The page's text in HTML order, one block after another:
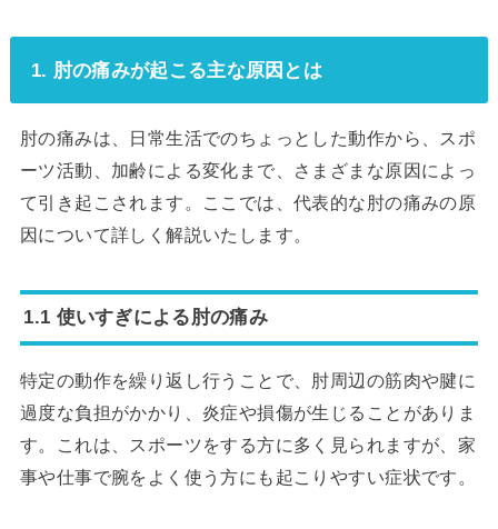
1. 肘の痛みが起こる主な原因とは
肘の痛みは、日常生活でのちょっとした動作から、スポ
ーツ活動、加齢による変化まで、さまざまな原因によっ
て引き起こされます。ここでは、代表的な肘の痛みの原
因について詳しく解説いたします。
1.1 使いすぎによる肘の痛み
特定の動作を繰り返し行うことで、肘周辺の筋肉や腱に
過度な負担がかかり、炎症や損傷が生じることがありま
す。これは、スポーツをする方に多く見られますが、家
事や仕事で腕をよく使う方にも起こりやすい症状です。